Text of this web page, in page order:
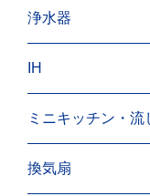
浄水器
IH
ミニキッチン・流
換気扇